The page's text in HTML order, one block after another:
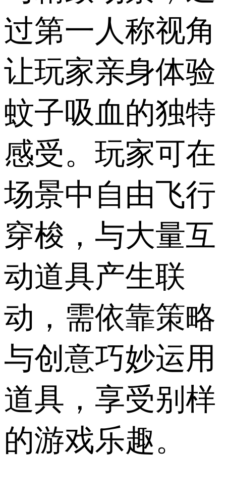
过第一人称视角
让玩家亲身体验
蚊子吸血的独特
感受。玩家可在
场景中自由飞行
穿梭，与大量互
动道具产生联
动，需依靠策略
与创意巧妙运用
道具，享受别样
的游戏乐趣。